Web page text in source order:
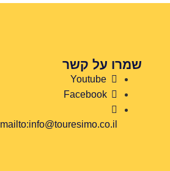
שמרו על קשר
Youtube
Facebook
mailto:info@touresimo.co.il